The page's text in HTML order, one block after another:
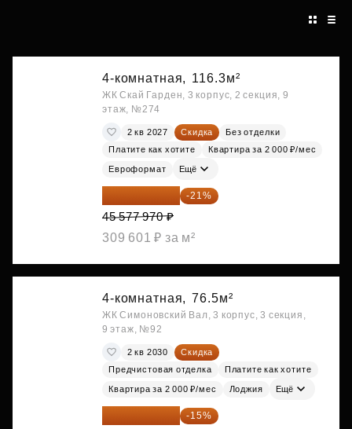
4-комнатная, 116.3м²
ЖК Скай Гарден, 3 корпус, 2 секция, 9
этаж, №274
2 кв 2027 Скидка
Без отделки
Платите как хотите
Квартира за 2 000 ₽/мес
Евроформат Ещё
36 006 596 ₽ -21%
45 577 970 ₽
309 601 ₽ за м²
4-комнатная, 76.5м²
ЖК Симоновский Вал, 3 корпус, 3 секция,
9 этаж, №92
2 кв 2030
Скидка
Предчистовая отделка
Платите как хотите
Квартира за 2 000 ₽/мес Лоджия Ещё
40 269 983 ₽ -15%